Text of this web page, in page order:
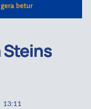
Steins
13:11